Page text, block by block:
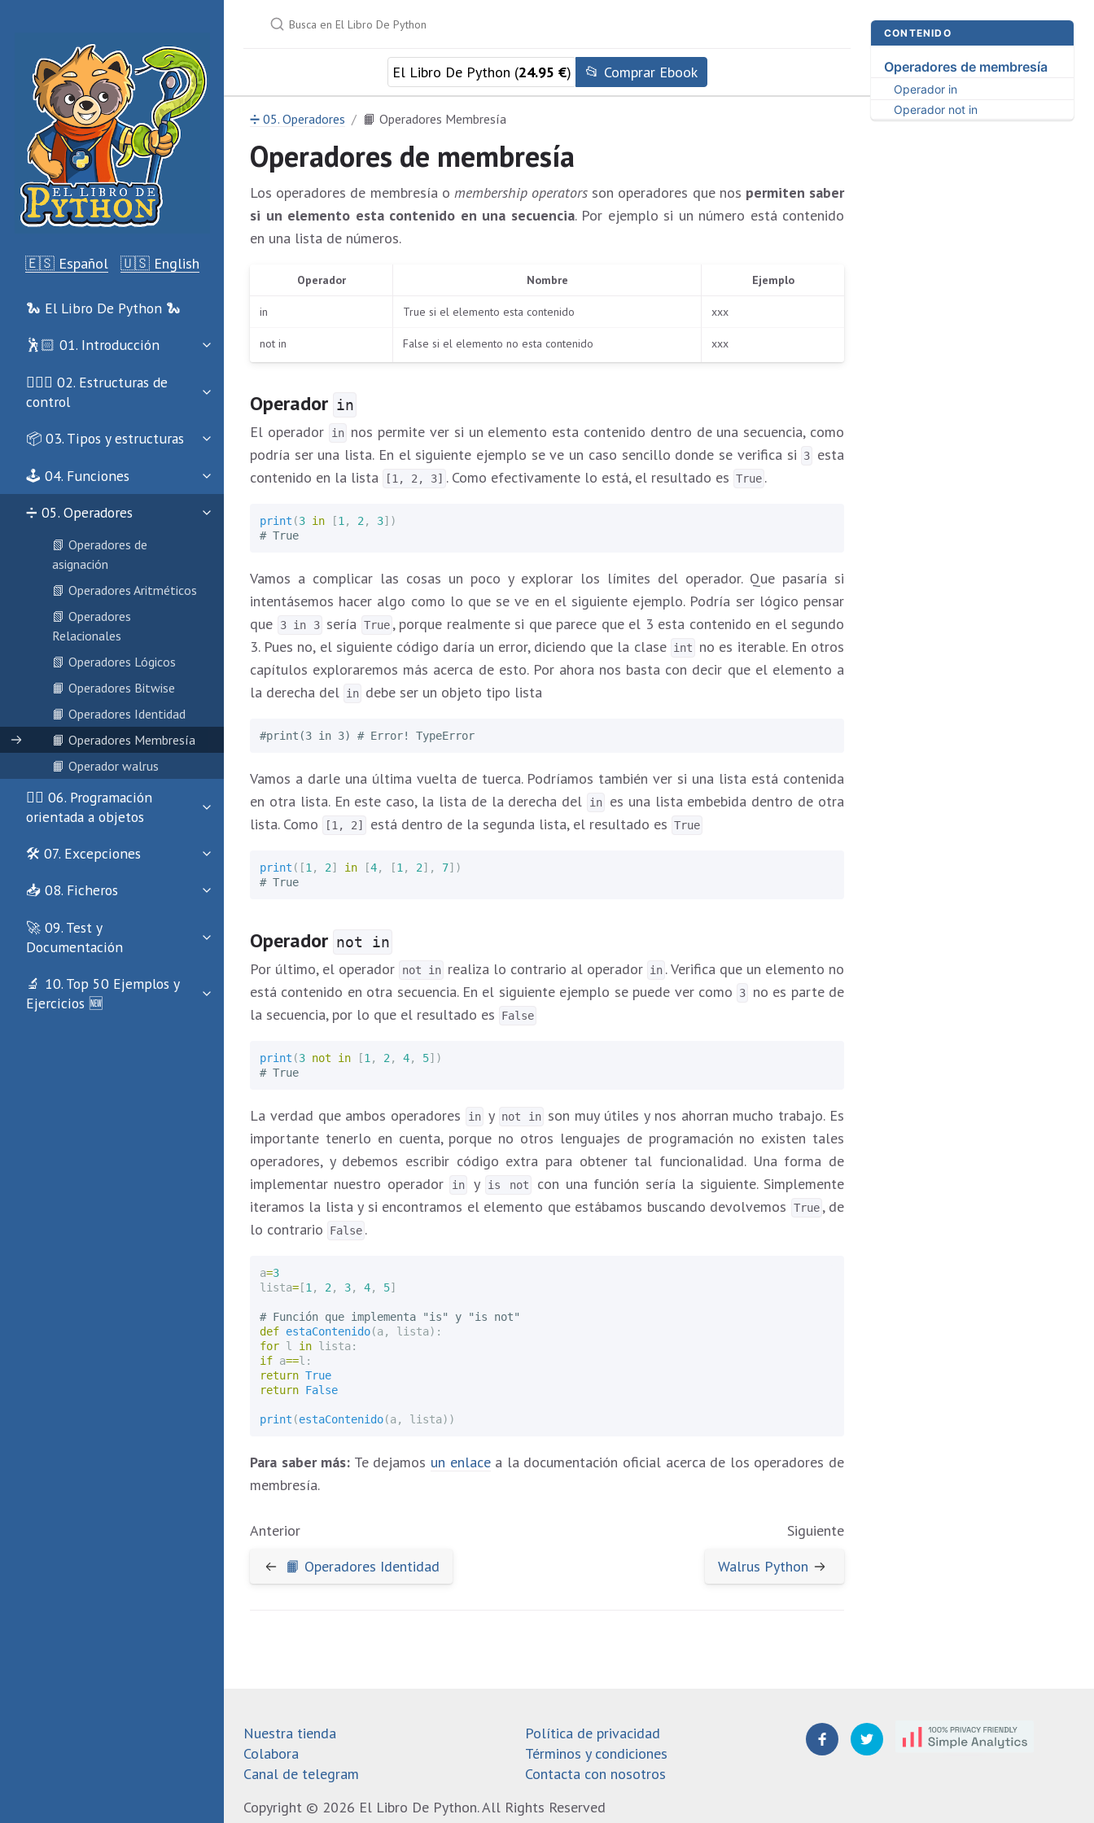
🇪🇸 Español 🇺🇸 English
🐍 El Libro De Python 🐍
🕺🏻 01. Introducción
🏄🏻‍♀️ 02. Estructuras de
control
📦 03. Tipos y estructuras
🕹 04. Funciones
➗ 05. Operadores
📗 Operadores de
asignación
📗 Operadores Aritméticos
📗 Operadores
Relacionales
📗 Operadores Lógicos
📙 Operadores Bitwise
📙 Operadores Identidad
📙 Operadores Membresía
📙 Operador walrus
🏄‍♂️ 06. Programación
orientada a objetos
🛠 07. Excepciones
📥 08. Ficheros
🚀 09. Test y
Documentación
🔬 10. Top 50 Ejemplos y
Ejercicios 🆕
CONTENIDO
Operadores de membresía
Operador in
Operador not in
El Libro De Python (24.95 €) 📂 Comprar Ebook
➗ 05. Operadores 📙 Operadores Membresía
Operadores de membresía
Los operadores de membresía o membership operators son operadores que nos permiten saber
si un elemento esta contenido en una secuencia. Por ejemplo si un número está contenido
en una lista de números.
Operador Nombre Ejemplo
in True si el elemento esta contenido xxx
not in False si el elemento no esta contenido xxx
Operador in
El operador in nos permite ver si un elemento esta contenido dentro de una secuencia, como
podría ser una lista. En el siguiente ejemplo se ve un caso sencillo donde se verifica si
3
esta
contenido en la lista
[1, 2, 3] . Como efectivamente lo está, el resultado es True .
print (3 in [1 , 2 , 3])
Vamos a complicar las cosas un poco y explorar los límites del operador. Que pasaría si
intentásemos hacer algo como lo que se ve en el siguiente ejemplo. Podría ser lógico pensar
que
3 in 3 sería True , porque realmente si que parece que el 3 esta contenido en el segundo
3. Pues no, el siguiente código daría un error, diciendo que la clase int
no es iterable. En otros
capítulos exploraremos más acerca de esto. Por ahora nos basta con decir que el elemento a
la derecha del in debe ser un objeto tipo lista
Vamos a darle una última vuelta de tuerca. Podríamos también ver si una lista está contenida
en otra lista. En este caso, la lista de la derecha del
in
es una lista embebida dentro de otra
lista. Como
[1, 2] está dentro de la segunda lista, el resultado es True
print ([1 , 2] in [4, [1 , 2], 7])
Operador not in
Por último, el operador not in realiza lo contrario al operador in . Verifica que un elemento no
está contenido en otra secuencia. En el siguiente ejemplo se puede ver como
3
no es parte de
la secuencia, por lo que el resultado es
False
print (3 not in [1 , 2 , 4, 5])
La verdad que ambos operadores in y not in son muy útiles y nos ahorran mucho trabajo. Es
importante tenerlo en cuenta, porque no otros lenguajes de programación no existen tales
operadores, y debemos escribir código extra para obtener tal funcionalidad. Una forma de
implementar nuestro operador
in y is not
con una función sería la siguiente. Simplemente
iteramos la lista y si encontramos el elemento que estábamos buscando devolvemos
True , de
lo contrario
False .
a=3
lista= [1 , 2 , 3, 4, 5]
def estaContenido(a , lista):
for l in lista :
if a==l :
return True
return False
print (estaContenido(a , lista))
Para saber más: Te dejamos un enlacea la documentación oficial acerca de los operadores de
membresía.
Anterior
📙 Operadores Identidad
Siguiente
Walrus Python
Nuestra tienda
Colabora
Canal de telegram
Política de privacidad
Términos y condiciones
Contacta con nosotros
Copyright © 2026 El Libro De Python. All Rights Reserved